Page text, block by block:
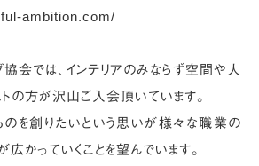
ambition.com/
協会では、インテリアのみならず空間や人
の方が沢山ご入会頂いています。
のを創りたいという思いが様々な職業の
かっていくことを望んでいます。